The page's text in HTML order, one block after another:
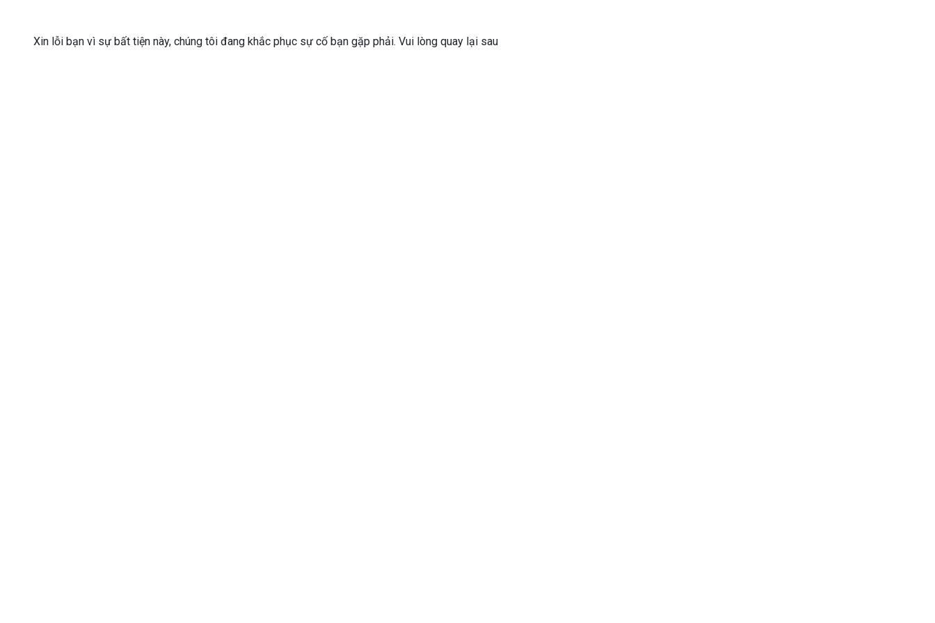
Xin lỗi bạn vì sự bất tiện này, chúng tôi đang khắc phục sự cố bạn gặp phải. Vui lòng quay lại sau